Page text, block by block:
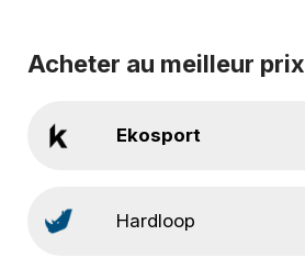
Acheter au meilleur prix
Ekosport
Hardloop